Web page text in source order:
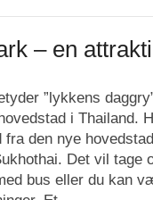
– en
”lykkens
i Thailand.
fra den nye
Det vil tage
bus eller du kan